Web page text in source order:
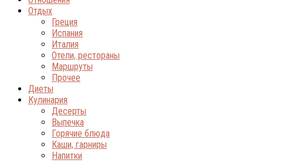
Отдых
Греция
Испания
Италия
Отели, рестораны
Маршруты
Прочее
Диеты
Кулинария
Десерты
Выпечка
Горячие блюда
Каши, гарниры
Напитки